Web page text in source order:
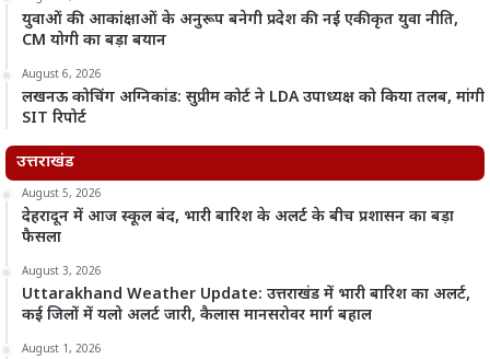
युवाओं की आकांक्षाओं के अनुरूप बनेगी प्रदेश की नई एकीकृत युवा नीति,
CM योगी का बड़ा बयान
August 6, 2026
लखनऊ कोचिंग अग्निकांड: सुप्रीम कोर्ट ने LDA उपाध्यक्ष को किया तलब, मांगी
SIT रिपोर्ट
उत्तराखंड
August 5, 2026
देहरादून में आज स्कूल बंद, भारी बारिश के अलर्ट के बीच प्रशासन का बड़ा
फैसला
August 3, 2026
Uttarakhand Weather Update: उत्तराखंड में भारी बारिश का अलर्ट,
कई जिलों में यलो अलर्ट जारी, कैलास मानसरोवर मार्ग बहाल
August 1, 2026